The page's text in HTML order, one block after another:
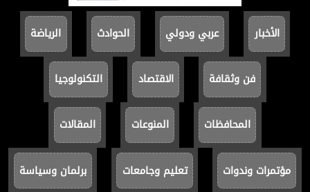
الأخبار عربي ودولي الحوادث الرياضة
فن وثقافة الاقتصاد التكنولوجيا
المحافظات المنوعات المقالات
مؤتمرات وندوات تعليم وجامعات برلمان وسياسة